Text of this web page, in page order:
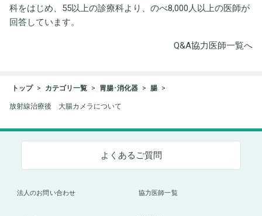
科をはじめ、55以上の診療科より、のべ8,000人以上の医師が
回答しています。
Q&A協力医師一覧へ
トップ カテゴリ一覧 胃腸･消化器 腸
放射線治療後 大腸カメラについて
よくあるご質問
法人のお問い合わせ 協力医師一覧